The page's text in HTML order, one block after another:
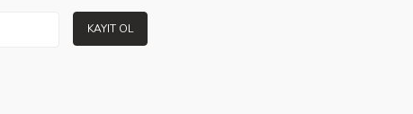
KAYIT OL